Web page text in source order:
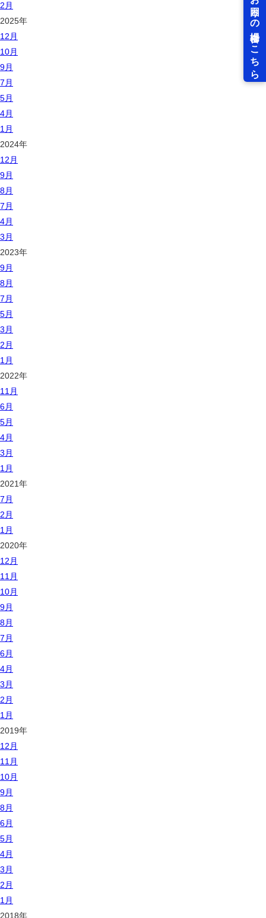
2月
2025年
12月
10月
9月
7月
5月
4月
1月
2024年
12月
9月
8月
7月
4月
3月
2023年
9月
8月
7月
5月
3月
2月
1月
2022年
11月
6月
5月
4月
3月
1月
2021年
7月
2月
1月
2020年
12月
11月
10月
9月
8月
7月
6月
4月
3月
2月
1月
2019年
12月
11月
10月
9月
8月
6月
5月
4月
3月
2月
1月
2018年